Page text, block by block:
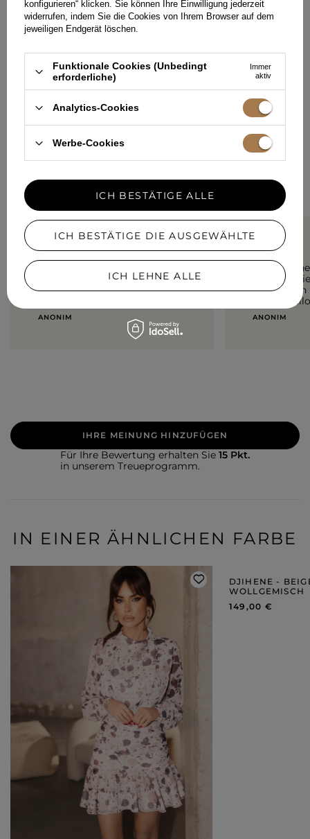
TEILEN SIE IHRE MEINUNG
MIT ANDEREN
Jede Meinung hilft anderen Kundinnen bei der Auswahl.
Eindrücke mit - jedes Detail zähltal.
5/5
verschiedenen Farben :)) Ich
trage sie zu jeder Jahreszeit :)
ANONIM
5/5
Ein
Kleid für
ich es
einem
ANONIM
IHRE MEINUNG HINZUFÜGEN
Für Ihre Bewertung erhalten Sie 15 Pkt.
in unserem Treueprogramm.
IN EINER ÄHNLICHEN FARBE
DJIHENE -
WOLLGEMISCH
149,00 €
konfigurieren“ klicken. Sie können Ihre Einwilligung jederzeit
widerrufen, indem Sie die Cookies von Ihrem Browser auf dem
jeweiligen Endgerät löschen.
Funktionale Cookies (Unbedingt
erforderliche)
Immer
aktiv
Analytics-Cookies
Werbe-Cookies
ICH BESTÄTIGE DIE AUSGEWÄHLTE
ICH LEHNE ALLE
ICH BESTÄTIGE ALLE